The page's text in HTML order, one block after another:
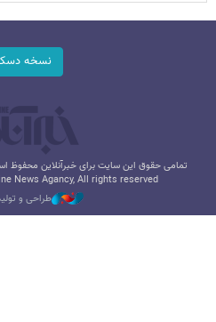
نسخه
تمامی حقوق این سایت برای خبرآنلاین محفوظ
News Agancy, All rights reserved
طراحی و